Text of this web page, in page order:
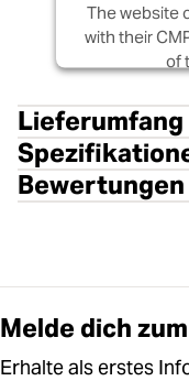
The website
with their
of
Lieferumfang
Bewertungen
Melde dich
Erhalte als erstes